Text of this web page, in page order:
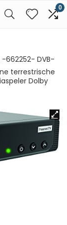
0
-662252- DVB-
terrestrische
Dolby